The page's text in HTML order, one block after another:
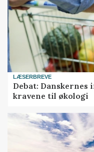
LÆSERBREVE
Debat: Danskernes
kravene til økologi